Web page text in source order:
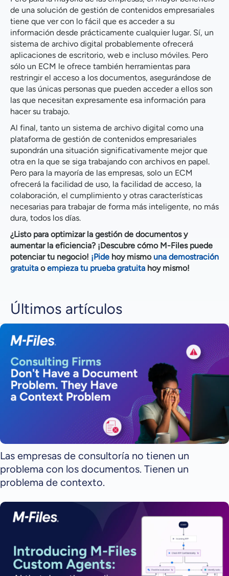
de una solución de gestión de contenidos empresariales
tiene que ver con lo fácil que es acceder a su
información desde prácticamente cualquier lugar. Sí, un
sistema de archivo digital probablemente ofrecerá
aplicaciones de escritorio, web e incluso móviles. Pero
sólo un ECM le ofrece también herramientas para
restringir el acceso a los documentos, asegurándose de
que las únicas personas que pueden acceder a ellos son
las que necesitan expresamente esa información para
hacer su trabajo.
Al final, tanto un sistema de archivo digital como una
plataforma de gestión de contenidos empresariales
supondrán una situación significativamente mejor que
otra en la que se siga trabajando con archivos en papel.
Pero para la mayoría de las empresas, solo un ECM
ofrecerá la facilidad de uso, la facilidad de acceso, la
colaboración, el cumplimiento y otras características
necesarias para trabajar de forma más inteligente, no más
dura, todos los días.
¿Listo para optimizar la gestión de documentos y
aumentar la eficiencia? ¡Descubre cómo M-Files puede
potenciar tu negocio! ¡Pide hoy mismouna demostración
gratuita oempieza tu prueba gratuita hoy mismo!
Últimos artículos
Las empresas de consultoría no tienen un
problema con los documentos. Tienen un
problema de contexto.